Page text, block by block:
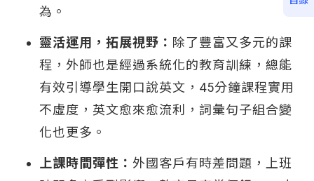
為。
靈活運用，拓展視野： 除了豐富又多元的課
程，外師也是經過系統化的教育訓練，總能
有效引導學生開口說英文，45分鐘課程實用
不虛度，英文愈來愈流利，詞彙句子組合變
化也更多。
上課時間彈性： 外國客戶有時差問題，上班